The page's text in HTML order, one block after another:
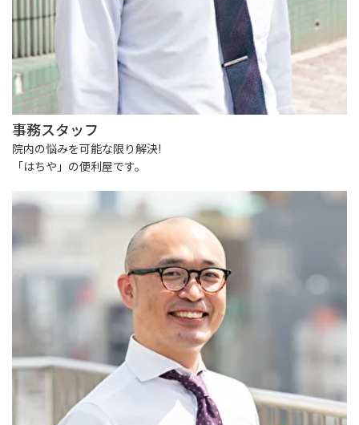
事務スタッフ
院内の悩みを可能な限り解決!
「はちや」の便利屋です。